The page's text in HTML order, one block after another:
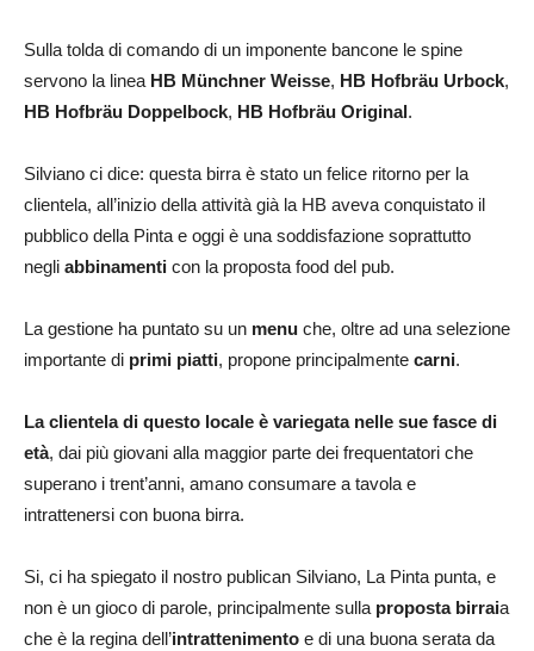
Sulla tolda di comando di un imponente bancone le spine
servono la linea HB Münchner Weisse, HB Hofbräu Urbock,
HB Hofbräu Doppelbock, HB Hofbräu Original.
Silviano ci dice: questa birra è stato un felice ritorno per la
clientela, all’inizio della attività già la HB aveva conquistato il
pubblico della Pinta e oggi è una soddisfazione soprattutto
negli abbinamenti con la proposta food del pub.
La gestione ha puntato su un menu che, oltre ad una selezione
importante di primi piatti, propone principalmente carni.
La clientela di questo locale è variegata nelle sue fasce di
età, dai più giovani alla maggior parte dei frequentatori che
superano i trent’anni, amano consumare a tavola e
intrattenersi con buona birra.
Si, ci ha spiegato il nostro publican Silviano, La Pinta punta, e
non è un gioco di parole, principalmente sulla proposta birraia
che è la regina dell’intrattenimento e di una buona serata da